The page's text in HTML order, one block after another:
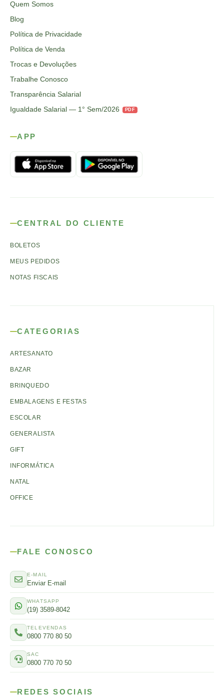
Quem Somos
Blog
Política de Privacidade
Política de Venda
Trocas e Devoluções
Trabalhe Conosco
Transparência Salarial
Igualdade Salarial — 1° Sem/2026
PDF
APP
CENTRAL DO CLIENTE
BOLETOS
MEUS PEDIDOS
NOTAS FISCAIS
CATEGORIAS
ARTESANATO
BAZAR
BRINQUEDO
EMBALAGENS E FESTAS
ESCOLAR
GENERALISTA
GIFT
INFORMÁTICA
NATAL
OFFICE
FALE CONOSCO
E-MAIL
Enviar E-mail
WHATSAPP
(19) 3589-8042
TELEVENDAS
0800 770 80 50
SAC
0800 770 70 50
REDES SOCIAIS